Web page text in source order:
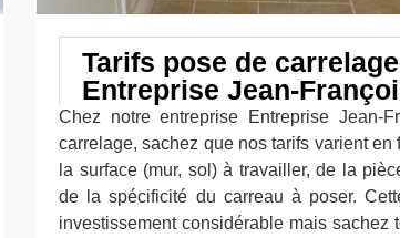
Tarifs pose de
Entreprise Jean-
Chez notre entreprise Entreprise Jean-
carrelage, sachez que nos tarifs varient
la surface (mur, sol) à travailler, de la
de la spécificité du carreau à poser.
investissement considérable mais sachez